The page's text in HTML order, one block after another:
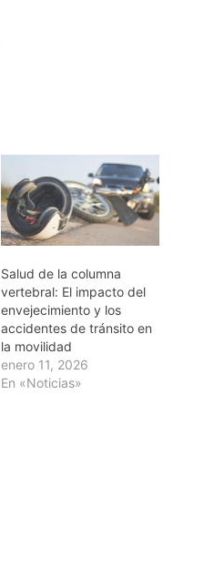
Salud de la columna
vertebral: El impacto del
envejecimiento y los
accidentes de tránsito en
la movilidad
enero 11, 2026
En «Noticias»